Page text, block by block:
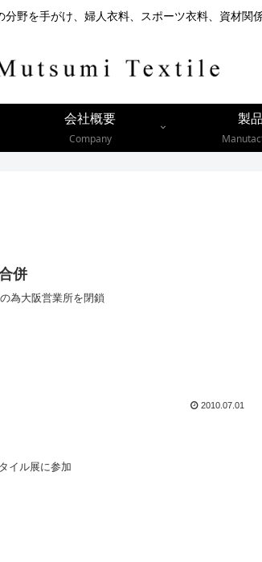
野を手がけ、婦人衣料、スポーツ衣料、資材関
会社概要
Company
製品
併
為大阪営業所を閉鎖
2010.07.01
イル展に参加